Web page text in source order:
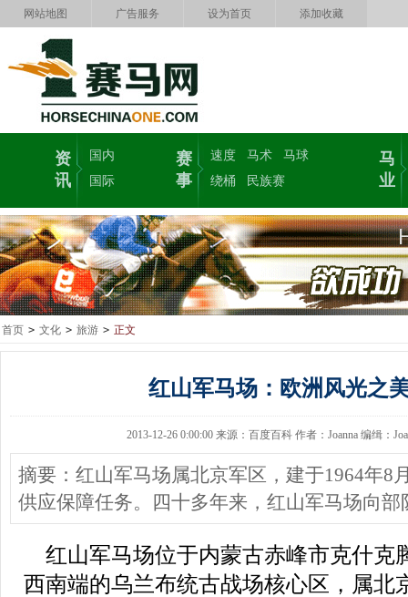
网站地图 广告服务 设为首页 添加收藏
资
讯
国内
国际
赛
事
速度 马术
马球
绕桶
民族赛
马
业
首页 > 文化 > 旅游 > 正文
红山军马场：欧洲风光之
2013-12-26 0:00:00 来源：百度百科 作者：Joanna 编缉：
摘要：红山军马场属北京军区，建于1964年8
供应保障任务。四十多年来，红山军马场向部
红山军马场位于内蒙古赤峰市克什克
西南端的乌兰布统古战场核心区，属北